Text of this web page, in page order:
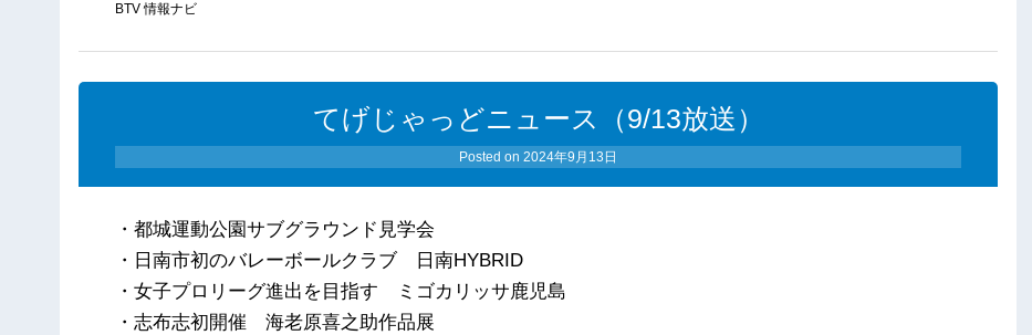
BTV 情報ナビ
てげじゃっどニュース（9/13放送）
Posted on2024年9月13日
・都城運動公園サブグラウンド見学会
・日南市初のバレーボールクラブ 日南HYBRID
・女子プロリーグ進出を目指す ミゴカリッサ鹿児島
・志布志初開催 海老原喜之助作品展